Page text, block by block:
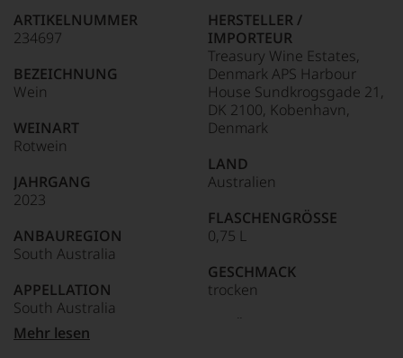
Unter 85 Punkte:
der
Welt,
wie
ein
anderer.
dokumentieren
wir
und
gerade
Bewertungen
und
renommierter
Weinjournalisten
oder
Fachpublikationen
95-90 Punkte:
59-50
Punkte:
war
Robert
einer
der
einflussreichsten
Weinkritiker,
dessen
Schaffen
heute
noch
zeigt,
auch
er
sich
seit
2012
ARTIKELNUMMER
234697
BEZEICHNUNG
Wein
WEINART
Rotwein
JAHRGANG
2023
ANBAUREGION
South Australia
APPELLATION
South Australia
REBSORTEN
HERSTELLER /
IMPORTEUR
Treasury Wine Estates,
Denmark APS Harbour
House Sundkrogsgade 21,
DK 2100, Kobenhavn,
Denmark
LAND
Australien
FLASCHENGRÖSSE
0,75 L
GESCHMACK
trocken
Mehr lesen